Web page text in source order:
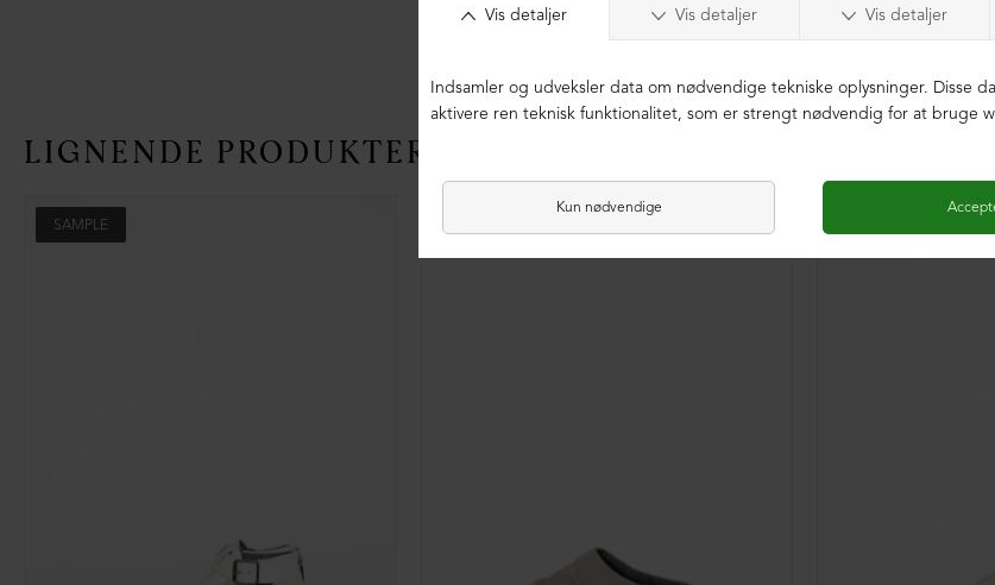
LIGNENDE PRODUKTER
SAMPLE